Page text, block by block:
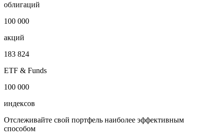
облигаций
100 000
акций
183 824
ETF & Funds
100 000
индексов
Отслеживайте свой портфель наиболее эффективным
способом